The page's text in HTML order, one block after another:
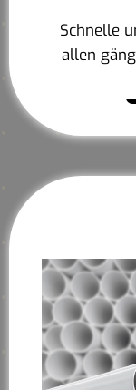
Schnelle
allen